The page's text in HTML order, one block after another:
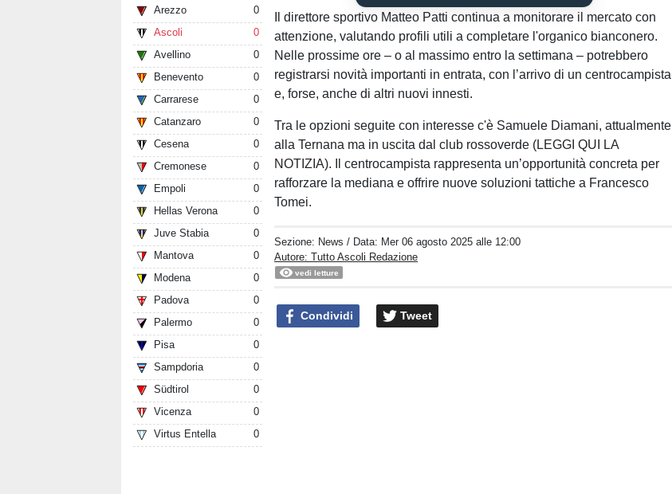
Arezzo
0
Ascoli
0
Avellino
0
Benevento
0
Carrarese
0
Catanzaro
0
Cesena
0
Cremonese
0
Empoli
0
Hellas Verona
0
Juve Stabia
0
Mantova
0
Modena
0
Padova
0
Palermo
0
Pisa
0
Sampdoria
0
Südtirol
0
Vicenza
0
Virtus Entella
0
Il direttore sportivo Matteo Patti continua a monitorare il mercato con
attenzione, valutando profili utili a completare l'organico bianconero.
Nelle prossime ore – o al massimo entro la settimana – potrebbero
registrarsi novità importanti in entrata, con l’arrivo di un centrocampista
e, forse, anche di altri nuovi innesti.
Tra le opzioni seguite con interesse c'è Samuele Diamani, attualmente
alla Ternana ma in uscita dal club rossoverde (LEGGI QUI LA
NOTIZIA). Il centrocampista rappresenta un’opportunità concreta per
rafforzare la mediana e offrire nuove soluzioni tattiche a Francesco
Tomei.
Sezione: News / Data: Mer 06 agosto 2025 alle 12:00
Autore: Tutto Ascoli Redazione
vedi letture
Condividi Tweet